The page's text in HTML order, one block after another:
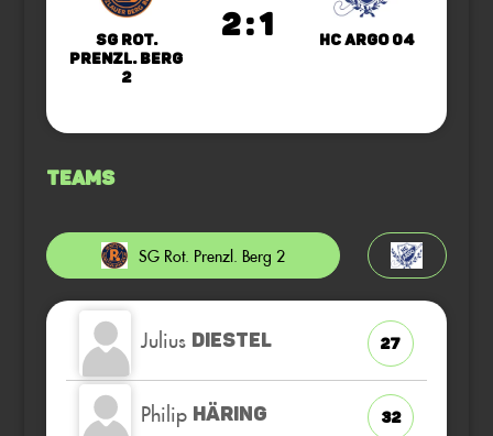
SG Rot.
Prenzl. Berg
2
2 : 1 HC Argo 04
Teams
SG Rot. Prenzl. Berg 2
Julius DIESTEL 27
Philip HÄRING 32